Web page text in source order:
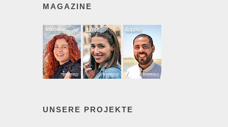
MAGAZINE
UNSERE PROJEKTE